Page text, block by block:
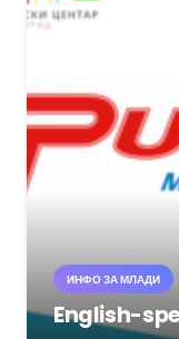
ИНФО ЗА МЛАДИ
English-